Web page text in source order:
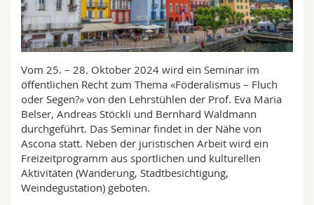
Math.-Nat. und Med. Fak.
Interfakultär
Mitarbeitende
Doktorierende
Webmail
Vorlesungsverzeichnis
MyUnifr
Vom 25. – 28. Oktober 2024 wird ein Seminar im
öffentlichen Recht zum Thema «Föderalismus – Fluch
oder Segen?» von den Lehrstühlen der Prof. Eva Maria
Belser, Andreas Stöckli und Bernhard Waldmann
durchgeführt. Das Seminar findet in der Nähe von
Ascona statt. Neben der juristischen Arbeit wird ein
Freizeitprogramm aus sportlichen und kulturellen
Aktivitäten (Wanderung, Stadtbesichtigung,
Weindegustation) geboten.